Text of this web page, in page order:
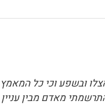
ובשפע וכי כל
מאדם מבין